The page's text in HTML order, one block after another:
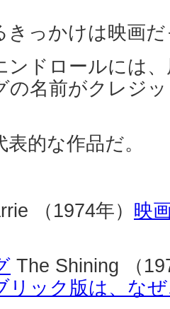
きっかけは映画
ンドロールには
の名前がクレジ
的な作品だ。
（1974年） 映
The Shining （
リック版は、な